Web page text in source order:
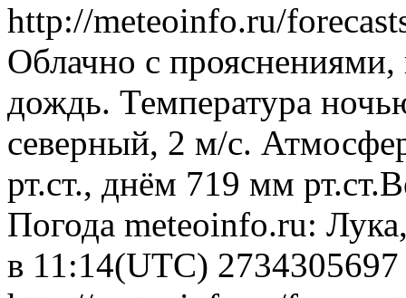
http://meteoinfo.ru/
Облачно с
дождь. Температура
северный, 2 м/с.
рт.ст., днём 719 мм
Погода meteoinfo.ru:
в 11:14(UTC) 2734305697